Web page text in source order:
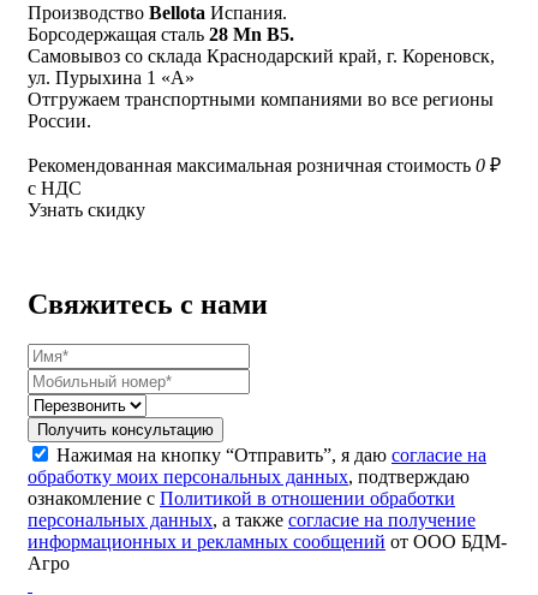
Производство Bellota Испания.
Борсодержащая сталь 28 Mn B5.
Самовывоз со склада Краснодарский край, г. Кореновск,
ул. Пурыхина 1 «А»
Отгружаем транспортными компаниями во все регионы
России.
Рекомендованная максимальная розничная стоимость 0 ₽
с НДС
Узнать скидку
Свяжитесь с нами
Получить консультацию
Нажимая на кнопку “Отправить”, я даю согласие на
обработку моих персональных данных, подтверждаю
ознакомление с Политикой в отношении обработки
персональных данных, а также согласие на получение
информационных и рекламных сообщений от ООО БДМ-
Агро